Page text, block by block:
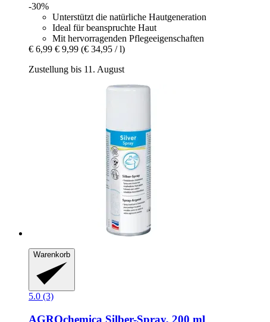
-30%
Unterstützt die natürliche Hautgeneration
Ideal für beanspruchte Haut
Mit hervorragenden Pflegeeigenschaften
€ 6,99 € 9,99 (€ 34,95 / l)
Zustellung bis 11. August
Warenkorb
5.0 (3)
AGROchemica Silber-​Spray, 200 ml